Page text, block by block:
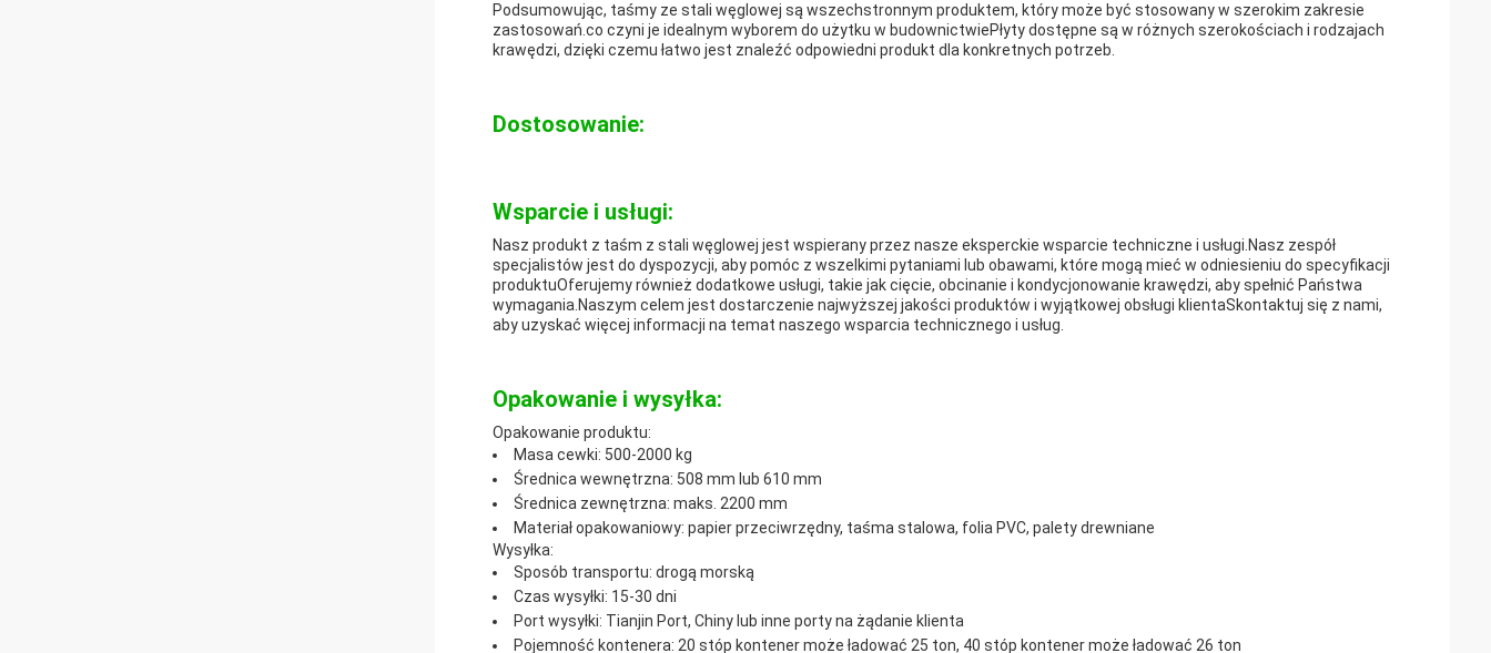
Podsumowując, taśmy ze stali węglowej są wszechstronnym produktem, który może być stosowany w szerokim zakresie
zastosowań.co czyni je idealnym wyborem do użytku w budownictwiePłyty dostępne są w różnych szerokościach i rodzajach
krawędzi, dzięki czemu łatwo jest znaleźć odpowiedni produkt dla konkretnych potrzeb.
Dostosowanie:
Wsparcie i usługi:
Nasz produkt z taśm z stali węglowej jest wspierany przez nasze eksperckie wsparcie techniczne i usługi.Nasz zespół
specjalistów jest do dyspozycji, aby pomóc z wszelkimi pytaniami lub obawami, które mogą mieć w odniesieniu do specyfikacji
produktuOferujemy również dodatkowe usługi, takie jak cięcie, obcinanie i kondycjonowanie krawędzi, aby spełnić Państwa
wymagania.Naszym celem jest dostarczenie najwyższej jakości produktów i wyjątkowej obsługi klientaSkontaktuj się z nami,
aby uzyskać więcej informacji na temat naszego wsparcia technicznego i usług.
Opakowanie i wysyłka:
Opakowanie produktu:
Masa cewki: 500-2000 kg
Średnica wewnętrzna: 508 mm lub 610 mm
Średnica zewnętrzna: maks. 2200 mm
Materiał opakowaniowy: papier przeciwrzędny, taśma stalowa, folia PVC, palety drewniane
Wysyłka:
Sposób transportu: drogą morską
Czas wysyłki: 15-30 dni
Port wysyłki: Tianjin Port, Chiny lub inne porty na żądanie klienta
Pojemność kontenera: 20 stóp kontener może ładować 25 ton, 40 stóp kontener może ładować 26 ton